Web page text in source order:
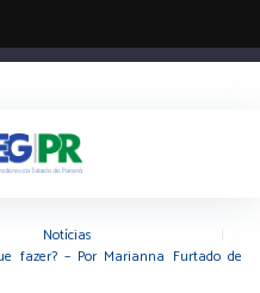
Notícias
fazer? – Por Marianna Furtado de